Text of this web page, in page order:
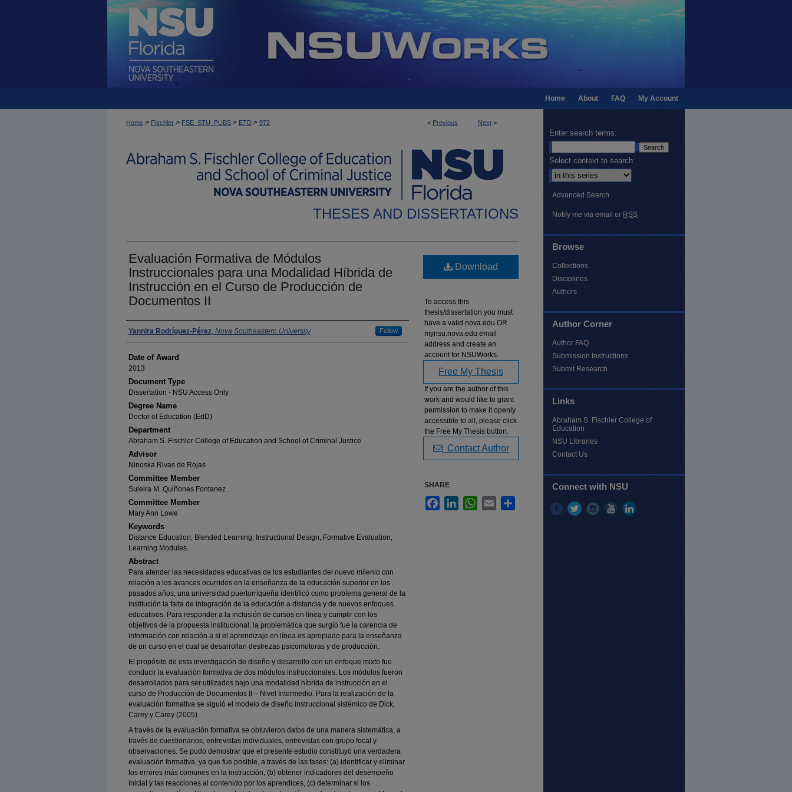
My Account
FAQ
About
Home
< Previous Next >
Home > Fischler > FSE_STU_PUBS > ETD > 972
THESES AND DISSERTATIONS
Evaluación Formativa de Módulos
Instruccionales para una Modalidad Híbrida de
Instrucción en el Curso de Producción de
Documentos II
Author
Yannira Rodríguez-Pérez, Nova Southeastern University Follow
Date of Award
2013
Document Type
Dissertation - NSU Access Only
Degree Name
Doctor of Education (EdD)
Department
Abraham S. Fischler College of Education and School of Criminal Justice
Advisor
Ninoska Rivas de Rojas
Committee Member
Suleira M. Quiñones Fontanez
Committee Member
Mary Ann Lowe
Keywords
Distance Education, Blended Learning, Instructional Design, Formative Evaluation,
Learning Modules.
Abstract
Para atender las necesidades educativas de los estudiantes del nuevo milenio con
relación a los avances ocurridos en la enseñanza de la educación superior en los
pasados años, una universidad puertorriqueña identificó como problema general de la
institución la falta de integración de la educación a distancia y de nuevos enfoques
educativos. Para responder a la inclusión de cursos en línea y cumplir con los
objetivos de la propuesta institucional, la problemática que surgió fue la carencia de
información con relación a si el aprendizaje en línea es apropiado para la enseñanza
de un curso en el cual se desarrollan destrezas psicomotoras y de producción.
El propósito de esta investigación de diseño y desarrollo con un enfoque mixto fue
conducir la evaluación formativa de dos módulos instruccionales. Los módulos fueron
desarrollados para ser utilizados bajo una modalidad híbrida de instrucción en el
curso de Producción de Documentos II – Nivel Intermedio. Para la realización de la
evaluación formativa se siguió el modelo de diseño instruccional sistémico de Dick,
Carey y Carey (2005).
A través de la evaluación formativa se obtuvieron datos de una manera sistemática, a
través de cuestionarios, entrevistas individuales, entrevistas con grupo focal y
observaciones. Se pudo demostrar que el presente estudio constituyó una verdadera
evaluación formativa, ya que fue posible, a través de las fases: (a) identificar y eliminar
los errores más comunes en la instrucción, (b) obtener indicadores del desempeño
inicial y las reacciones al contenido por los aprendices, (c) determinar si los
Download
To access this
thesis/dissertation you must
have a valid nova.edu OR
mynsu.nova.edu email
address and create an
account for NSUWorks.
Free My Thesis
If you are the author of this
work and would like to grant
permission to make it openly
accessible to all, please click
the Free My Thesis button.
Contact Author
SHARE
FacebookLinkedInWhatsApp
Email
Enter search terms:
Select context to search:
Advanced Search
Notify me via email or RSS
Browse
Collections
Disciplines
Authors
Author Corner
Author FAQ
Submission Instructions
Submit Research
Links
Abraham S. Fischler College of
Education
NSU Libraries
Contact Us
Connect with NSU